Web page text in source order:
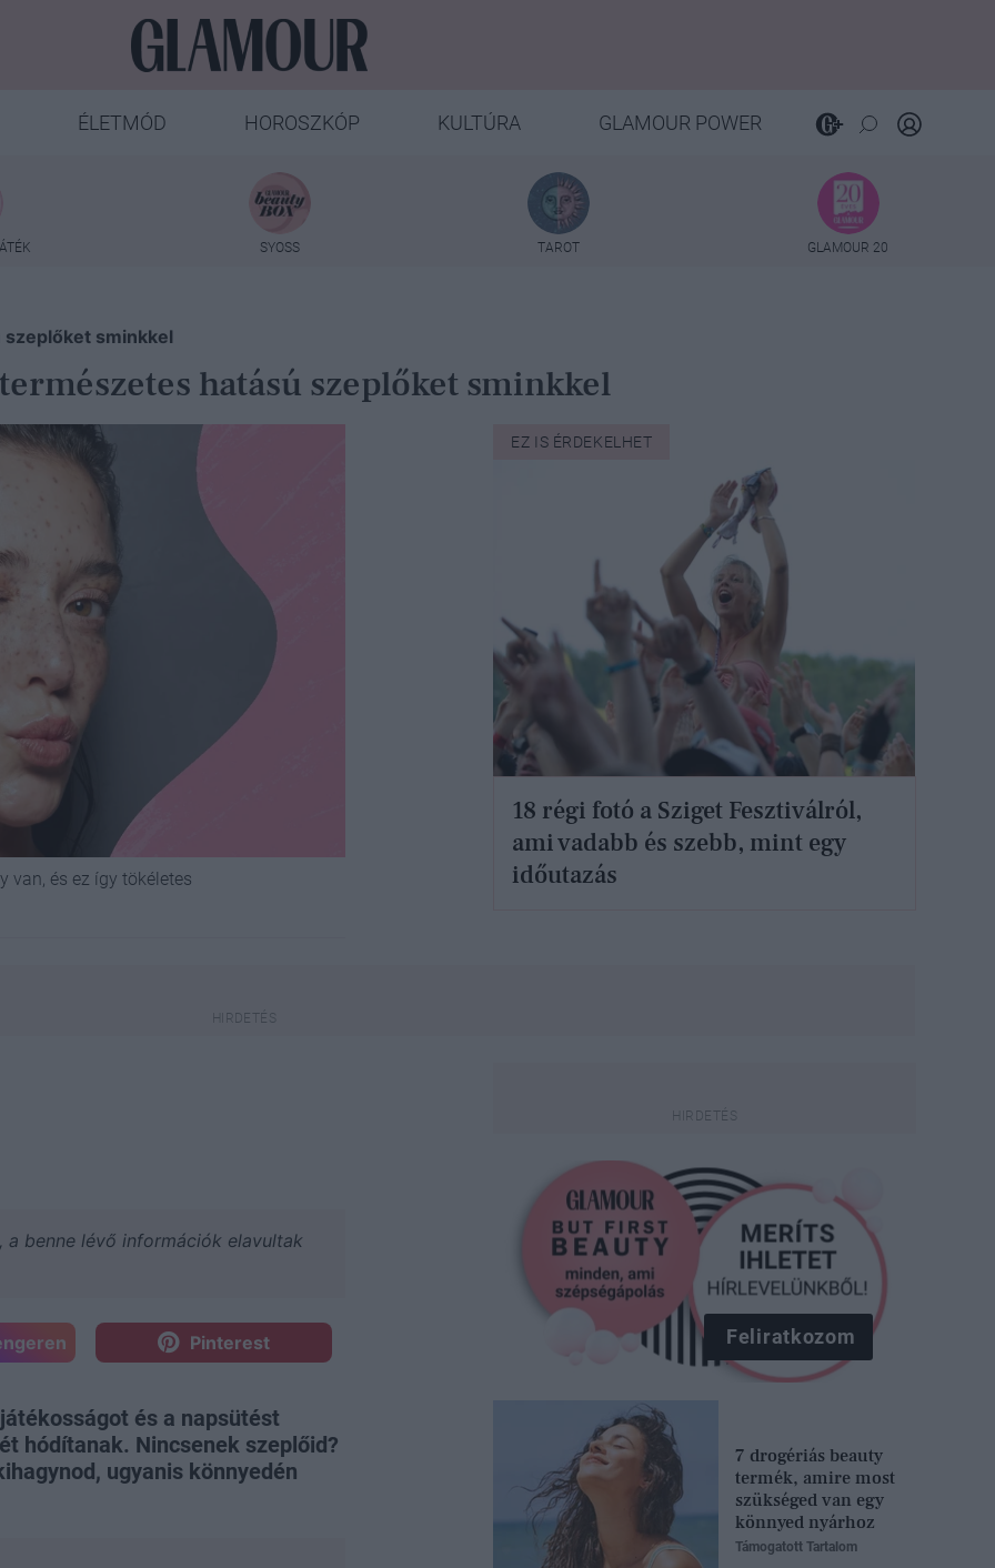
ÉLETMÓD HOROSZKÓP KULTÚRA GLAMOUR POWER
SYOSS TAROT GLAMOUR 20
sminkkel
hatású szeplőket sminkkel
van, és ez így tökéletes
EZ IS ÉRDEKELHET
18 régi fotó a Sziget Fesztiválról,
ami vadabb és szebb, mint egy
időutazás
benne lévő információk elavultak
Pinterest
és a napsütést
hódítanak. Nincsenek szeplőid?
ugyanis könnyedén
Feliratkozom
7 drogériás beauty
termék, amire most
szükséged van egy
könnyed nyárhoz
Támogatott Tartalom